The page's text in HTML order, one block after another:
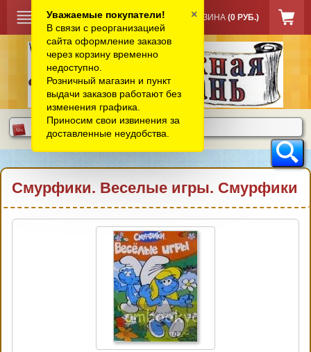
КОРЗИНА (0 РУБ.)
Смурфики. Веселые игры. Смурфики
Уважаемые покупатели!
В связи с реорганизацией
сайта оформление заказов
через корзину временно
недоступно.
Розничный магазин и пункт
выдачи заказов работают без
изменения графика.
Приносим свои извинения за
доставленные неудобства.
×